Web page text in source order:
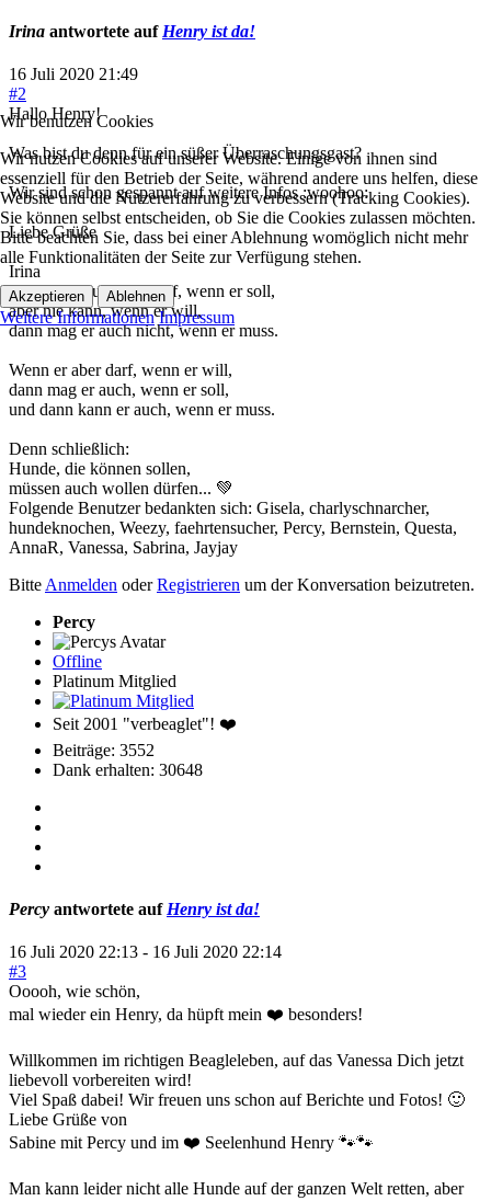
Irina antwortete auf Henry ist da!
16 Juli 2020 21:49
#2
Hallo Henry!
Was bist du denn für ein süßer Überraschungsgast?
Wir sind schon gespannt auf weitere Infos :woohoo:
Liebe Grüße
Irina
Wenn ein Hund nur darf, wenn er soll,
aber nie kann, wenn er will,
dann mag er auch nicht, wenn er muss.
Wenn er aber darf, wenn er will,
dann mag er auch, wenn er soll,
und dann kann er auch, wenn er muss.
Denn schließlich:
Hunde, die können sollen,
müssen auch wollen dürfen... 💚
Folgende Benutzer bedankten sich: Gisela, charlyschnarcher,
hundeknochen, Weezy, faehrtensucher, Percy, Bernstein, Questa,
AnnaR, Vanessa, Sabrina, Jayjay
Bitte Anmelden oderRegistrieren um der Konversation beizutreten.
Percy
Offline
Platinum Mitglied
Seit 2001 "verbeaglet"! ❤️
Beiträge: 3552
Dank erhalten: 30648
Percy antwortete auf Henry ist da!
16 Juli 2020 22:13 - 16 Juli 2020 22:14
#3
Ooooh, wie schön,
mal wieder ein Henry, da hüpft mein ❤️ besonders!
Willkommen im richtigen Beagleleben, auf das Vanessa Dich jetzt
liebevoll vorbereiten wird!
Viel Spaß dabei! Wir freuen uns schon auf Berichte und Fotos! 🙂
Liebe Grüße von
Sabine mit Percy und im ❤️ Seelenhund Henry 🐾🐾
Man kann leider nicht alle Hunde auf der ganzen Welt retten, aber
Wir benutzen Cookies
Wir nutzen Cookies auf unserer Website. Einige von ihnen sind
essenziell für den Betrieb der Seite, während andere uns helfen, diese
Website und die Nutzererfahrung zu verbessern (Tracking Cookies).
Sie können selbst entscheiden, ob Sie die Cookies zulassen möchten.
Bitte beachten Sie, dass bei einer Ablehnung womöglich nicht mehr
alle Funktionalitäten der Seite zur Verfügung stehen.
Akzeptieren Ablehnen
Weitere Informationen Impressum